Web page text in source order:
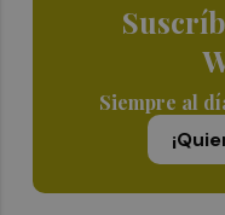
Siempre al